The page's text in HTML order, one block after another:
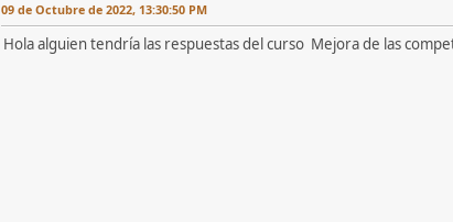
09 de Octubre de 2022, 13:30:50 PM
Hola alguien tendría las respuestas del curso Mejora de las